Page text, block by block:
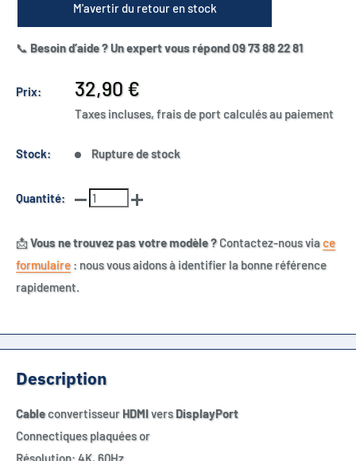
M'avertir du retour en stock
📞 Besoin d’aide ? Un expert vous répond 09 73 88 22 81
Prix:
Prix
réduit
32,90 €
Taxes incluses, frais de port calculés au paiement
Stock: Rupture de stock
Quantité:
📩Vous ne trouvez pas votre modèle ?Contactez-nous viace
formulaire : nous vous aidons à identifier la bonne référence
rapidement.
Description
Cableconvertisseur HDMIversDisplayPort
Connectiques plaquées or